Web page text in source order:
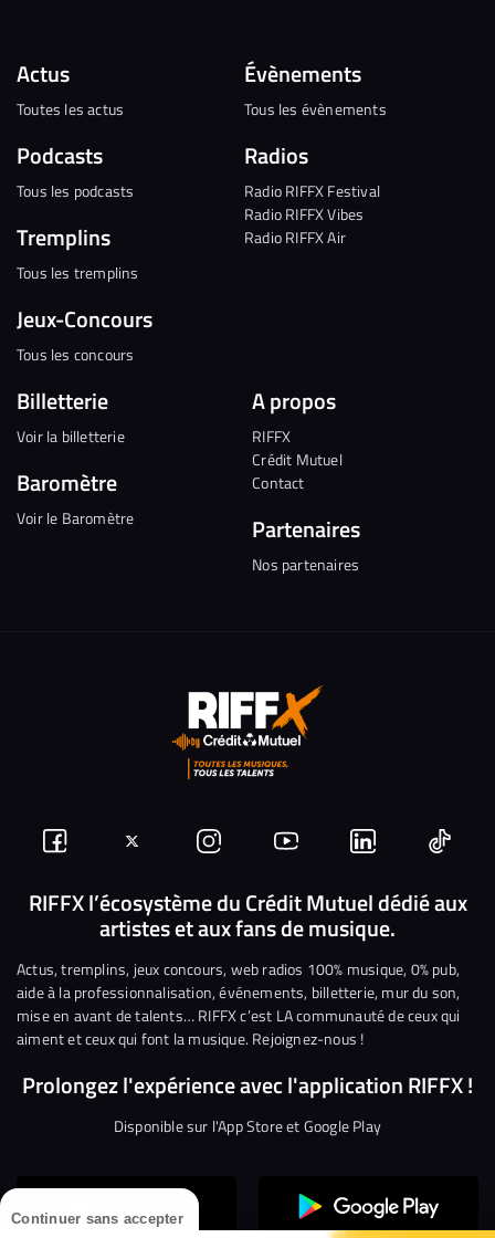
Continuer sans accepter
Actus
Toutes les actus
Podcasts
Tous les podcasts
Tremplins
Tous les tremplins
Jeux-Concours
Tous les concours
Évènements
Tous les évènements
Radios
Radio RIFFX Festival
Radio RIFFX Vibes
Radio RIFFX Air
Billetterie
Voir la billetterie
Baromètre
Voir le Baromètre
A propos
RIFFX
Crédit Mutuel
Contact
Partenaires
Nos partenaires
Suivez-
nous
Facebook
Suivez-
nous
sur
Twitter
Nous
rejoindre
sur
Instagram
Nous
rejoindre
sur
YouTube
Nous
rejoindre
sur
Linkedin
Nous
RIFFX l’écosystème du Crédit Mutuel dédié aux
artistes et aux fans de musique.
Actus, tremplins, jeux concours, web radios 100% musique, 0% pub,
aide à la professionnalisation, événements, billetterie, mur du son,
mise en avant de talents… RIFFX c’est LA communauté de ceux qui
aiment et ceux qui font la musique. Rejoignez-nous !
Prolongez l'expérience avec l'application RIFFX !
Disponible sur l'App Store et Google Play